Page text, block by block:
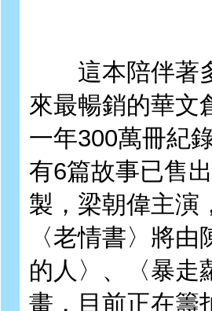
這本陪伴著多
來最暢銷的華文
一年300萬冊紀
有6篇故事已售
製，梁朝偉主演
〈老情書〉將
的人〉、〈暴走
畫，目前正在籌